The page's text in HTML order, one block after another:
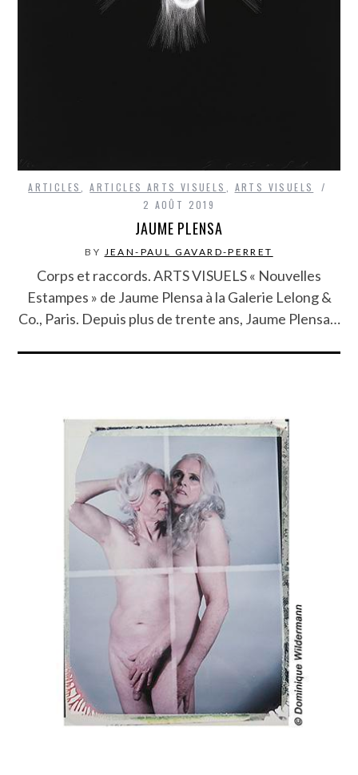
ARTICLES ,ARTICLES ARTS VISUELS
ARTS VISUELS
2 AOÛT 2019
JAUME PLENSA
BY JEAN-PAUL GAVARD-PERRET
Corps et raccords. ARTS VISUELS « Nouvelles
Estampes » de Jaume Plensa à la Galerie Lelong &
Co., Paris. Depuis plus de trente ans, Jaume Plensa…